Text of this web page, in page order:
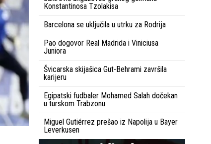
Konstantinosa Tzolakisa
Barcelona se uključila u utrku za Rodrija
Pao dogovor Real Madrida i Viniciusa
Juniora
Švicarska skijašica Gut-Behrami završila
karijeru
Egipatski fudbaler Mohamed Salah dočekan
u turskom Trabzonu
Miguel Gutiérrez prešao iz Napolija u Bayer
Leverkusen